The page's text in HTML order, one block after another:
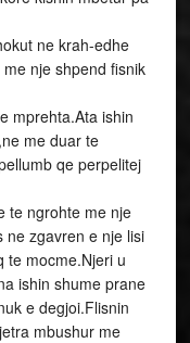
ne krah-edhe
nje shpend fisnik
mprehta.Ata ishin
me duar te
qe perpelitej
te ngrohte me nje
ne zgavren e nje lisi
te mocme.Njeri u
ishin shume prane
e degjoi.Flisnin
mbushur me